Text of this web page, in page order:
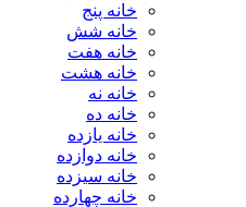
خانه پنج
خانه شش
خانه هفت
خانه هشت
خانه نه
خانه ده
خانه یازده
خانه دوازده
خانه سیزده
خانه چهارده